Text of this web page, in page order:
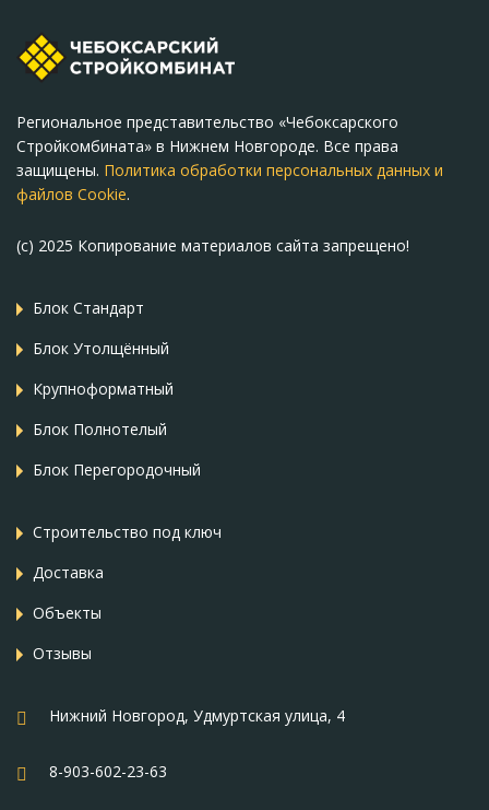
Региональное представительство «Чебоксарского
Стройкомбината» в Нижнем Новгороде. Все права
защищены. Политика обработки персональных данных и
файлов Cookie.
(c) 2025 Копирование материалов сайта запрещено!
Блок Стандарт
Блок Утолщённый
Крупноформатный
Блок Полнотелый
Блок Перегородочный
Строительство под ключ
Доставка
Объекты
Отзывы
Нижний Новгород, Удмуртская улица, 4
8-903-602-23-63